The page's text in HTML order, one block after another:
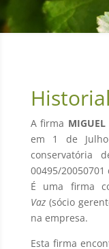
A firma MIGUEL
em 1 de
conservatória
00495/
É uma firma
Vaz (sócio
na empresa.
Esta firma